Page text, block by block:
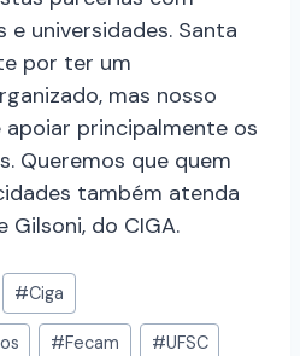
e universidades. Santa
por ter um
mas nosso
principalmente os
Queremos que quem
também atenda
Gilsoni, do CIGA.
#Ciga
#Fecam #UFSC